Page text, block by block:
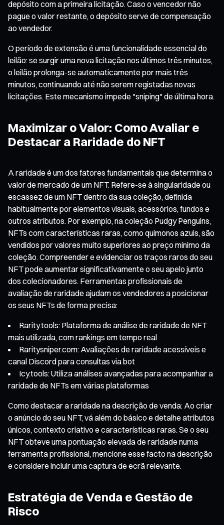
depósito com a primeira licitação. Caso o vencedor não
pague o valor restante, o depósito serve de compensação
ao vendedor.
O período de extensão é uma funcionalidade essencial do
leilão: se surgir uma nova licitação nos últimos três minutos,
o leilão prolonga-se automaticamente por mais três
minutos, continuando até não serem registadas novas
licitações. Este mecanismo impede "sniping" de última hora.
Maximizar o Valor: Como Avaliar e
Destacar a Raridade do NFT
A raridade é um dos fatores fundamentais que determina o
valor de mercado de um NFT. Refere-se à singularidade ou
escassez de um NFT dentro da sua coleção, definida
habitualmente por elementos visuais, acessórios, fundos e
outros atributos. Por exemplo, na coleção Pudgy Penguins,
NFTs com características raras, como quimonos azuis, são
vendidos por valores muito superiores ao preço mínimo da
coleção. Compreender e evidenciar os traços raros do seu
NFT pode aumentar significativamente o seu apelo junto
dos colecionadores. Ferramentas profissionais de
avaliação de raridade ajudam os vendedores a posicionar
os seus NFTs de forma precisa:
Rarity.tools: Plataforma de análise de raridade de NFT
mais utilizada, com rankings em tempo real
Raritysniper.com: Avaliações de raridade acessíveis e
canal Discord para consultas via bot
Icy.tools: Utiliza análises avançadas para acompanhar a
raridade de NFTs em várias plataformas
Como destacar a raridade na descrição de venda: Ao criar
o anúncio do seu NFT, vá além do básico e detalhe atributos
únicos, contexto criativo e características raras. Se o seu
NFT obteve uma pontuação elevada de raridade numa
ferramenta profissional, mencione esse facto na descrição
e considere incluir uma captura de ecrã relevante.
Estratégia de Venda e Gestão de
Risco